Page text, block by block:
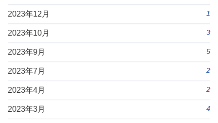
2023年12月 1
2023年10月 3
2023年9月 5
2023年7月 2
2023年4月 2
2023年3月 4